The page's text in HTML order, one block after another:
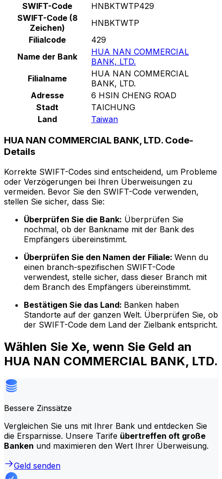
SWIFT-Code
HNBKTWTP429
SWIFT-Code (8
Zeichen)
HNBKTWTP
Filialcode
429
Name der Bank
HUA NAN COMMERCIAL
BANK, LTD.
Filialname
HUA NAN COMMERCIAL
BANK, LTD.
Adresse
6 HSIN CHENG ROAD
Stadt
TAICHUNG
Land
Taiwan
HUA NAN COMMERCIAL BANK, LTD. Code-
Details
Korrekte SWIFT-Codes sind entscheidend, um Probleme
oder Verzögerungen bei Ihren Überweisungen zu
vermeiden. Bevor Sie den SWIFT-Code verwenden,
stellen Sie sicher, dass Sie:
Überprüfen Sie die Bank: Überprüfen Sie
nochmal, ob der Bankname mit der Bank des
Empfängers übereinstimmt.
Überprüfen Sie den Namen der Filiale: Wenn du
einen branch-spezifischen SWIFT-Code
verwendest, stelle sicher, dass dieser Branch mit
dem Branch des Empfängers übereinstimmt.
Bestätigen Sie das Land: Banken haben
Standorte auf der ganzen Welt. Überprüfen Sie, ob
der SWIFT-Code dem Land der Zielbank entspricht.
Wählen Sie Xe, wenn Sie Geld an
HUA NAN COMMERCIAL BANK, LTD.
Bessere Zinssätze
Vergleichen Sie uns mit Ihrer Bank und entdecken Sie
die Ersparnisse. Unsere Tarife übertreffen oft große
Banken und maximieren den Wert Ihrer Überweisung.
Geld senden